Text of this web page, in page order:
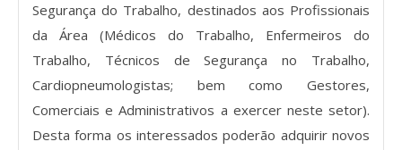
Sugestões para os Leitores
Investigarem
Candidatura a revisor
Segurança do Trabalho, destinados aos Profissionais
da Área (Médicos do Trabalho, Enfermeiros do
Trabalho, Técnicos de Segurança no Trabalho,
Cardiopneumologistas; bem como Gestores,
Comerciais e Administrativos a exercer neste setor).
Desta forma os interessados poderão adquirir novos